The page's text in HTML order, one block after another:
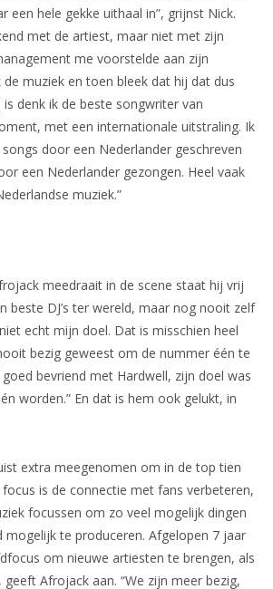
een hele gekke uithaal in”, grijnst Nick.
met de artiest, maar niet met zijn
me voorstelde aan zijn
de muziek en toen bleek dat hij dat dus
denk ik de beste songwriter van
met een internationale uitstraling. Ik
door een Nederlander geschreven
een Nederlander gezongen. Heel vaak
muziek.”
meedraait in de scene staat hij vrij
beste DJ’s ter wereld, maar nog nooit zelf
echt mijn doel. Dat is misschien heel
bezig geweest om de nummer één te
bevriend met Hardwell, zijn doel was
worden.” En dat is hem ook gelukt, in
extra meegenomen om in de top tien
is de connectie met fans verbeteren,
focussen om zo veel mogelijk dingen
mogelijk te produceren. Afgelopen 7 jaar
om nieuwe artiesten te brengen, als
geeft Afrojack aan. “We zijn meer bezig,